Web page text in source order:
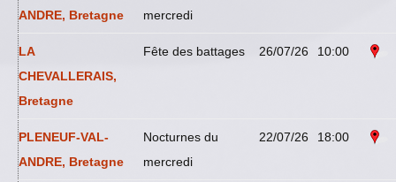
ANDRE, Bretagne
mercredi
LA
CHEVALLERAIS,
Bretagne
Fête des battages 26/07/26 10:00
PLENEUF-VAL-
ANDRE, Bretagne
Nocturnes du
mercredi
22/07/26 18:00